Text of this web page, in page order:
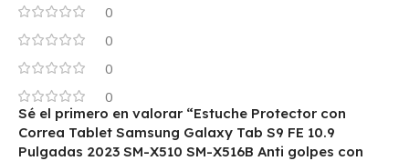
0
0
0
0
Sé el primero en valorar “Estuche Protector con
Correa Tablet Samsung Galaxy Tab S9 FE 10.9
Pulgadas 2023 SM-X510 SM-X516B Anti golpes con